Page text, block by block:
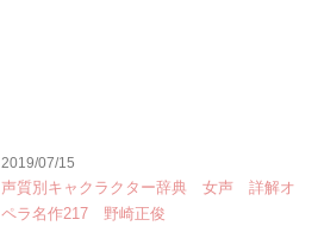
2019/07/15
声質別キャクラクター辞典 女声 詳解オ
ペラ名作217 野崎正俊